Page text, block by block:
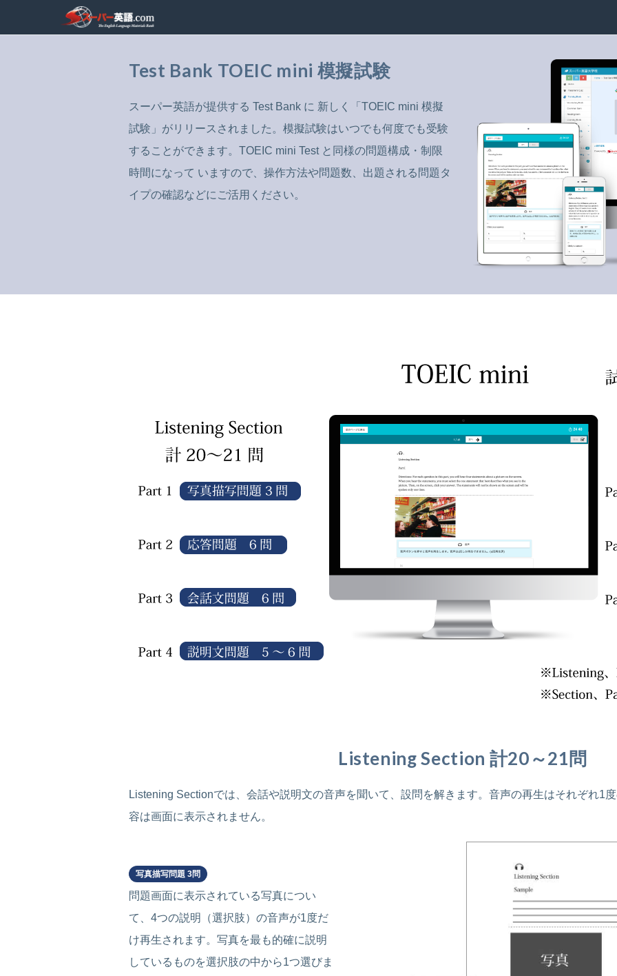
Test Bank TOEIC mini 模擬試験
スーパー英語が提供する Test Bank に 新しく「TOEIC mini 模擬
試験」がリリースされました。模擬試験はいつでも何度でも受験
することができます。TOEIC mini Test と同様の問題構成・制限
時間になって いますので、操作方法や問題数、出題される問題タ
イプの確認などにご活用ください。
Listening Section 計20～21問
Listening Sectionでは、会話や説明文の音声を聞いて、設問を解きます。音声の再生はそれぞれ1
容は画面に表示されません。
写真描写問題 3問
問題画面に表示されている写真につい
て、4つの説明（選択肢）の音声が1度だ
け再生されます。写真を最も的確に説明
しているものを選択肢の中から1つ選びま